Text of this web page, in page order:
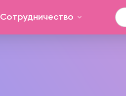
Сотрудничество